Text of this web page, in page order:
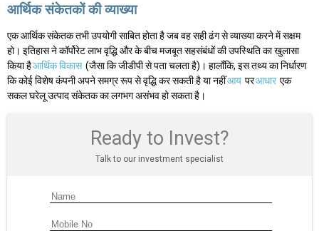
आर्थिक संकेतकों की व्याख्या
एक आर्थिक संकेतक तभी उपयोगी साबित होता है जब वह सही ढंग से व्याख्या करने में सक्षम
हो। इतिहास ने कॉर्पोरेट लाभ वृद्धि और के बीच मजबूत सहसंबंधों की उपस्थिति का खुलासा
किया हैआर्थिक विकास (जैसा कि जीडीपी से पता चलता है)। हालाँकि, इस तथ्य का निर्धारण
कि कोई विशेष कंपनी अपने समग्र रूप से वृद्धि कर सकती है या नहींआय परआधार एक
सकल घरेलू उत्पाद संकेतक का लगभग असंभव हो सकता है।
Ready to Invest?
Talk to our investment specialist